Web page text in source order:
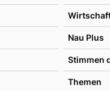
Nau Plus
Stimmen
Themen